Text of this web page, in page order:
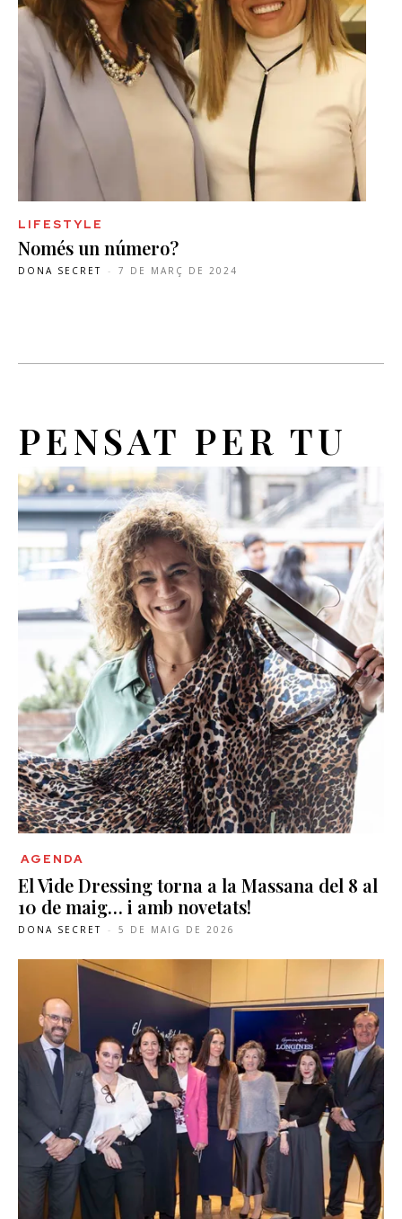
LIFESTYLE
Només un número?
DONA SECRET - 7 DE MARÇ DE 2024
PENSAT PER TU
AGENDA
El Vide Dressing torna a la Massana del 8 al
10 de maig… i amb novetats!
DONA SECRET - 5 DE MAIG DE 2026